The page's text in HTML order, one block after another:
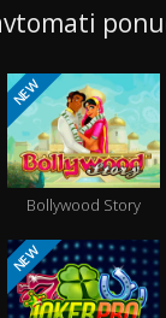
NEW
Bollywood Story
NEW